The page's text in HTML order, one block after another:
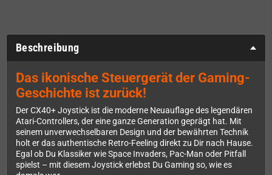
Beschreibung
Das ikonische Steuergerät der Gaming-
Geschichte ist zurück!
Der CX40+ Joystick ist die moderne Neuauflage des legendären
Atari-Controllers, der eine ganze Generation geprägt hat. Mit
seinem unverwechselbaren Design und der bewährten Technik
holt er das authentische Retro-Feeling direkt zu Dir nach Hause.
Egal ob Du Klassiker wie Space Invaders, Pac-Man oder Pitfall
spielst – mit diesem Joystick erlebst Du Gaming so, wie es